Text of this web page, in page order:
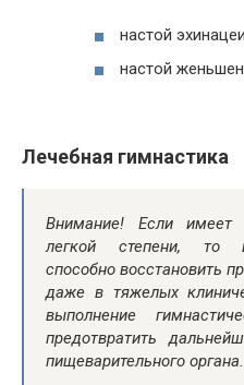
настой
настой
Лечебная гимнастика
Внимание! Если имеет
легкой степени, то
способно восстановить
даже в тяжелых
выполнение
предотвратить
пищеварительного органа.